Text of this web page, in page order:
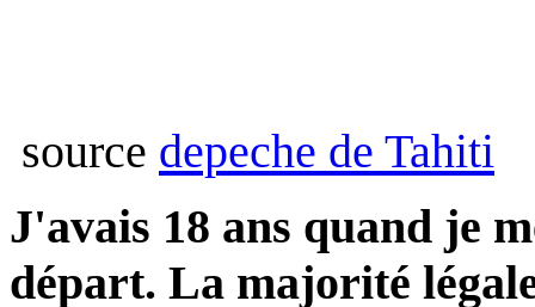
source depeche de Tahiti
J'avais 18 ans quand je
départ. La majorité